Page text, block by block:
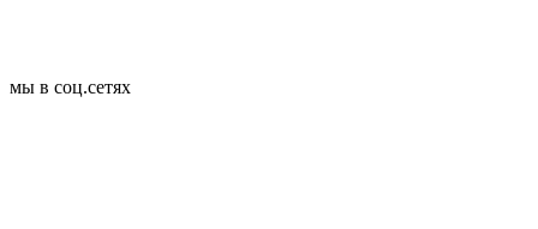
мы в соц.сетях